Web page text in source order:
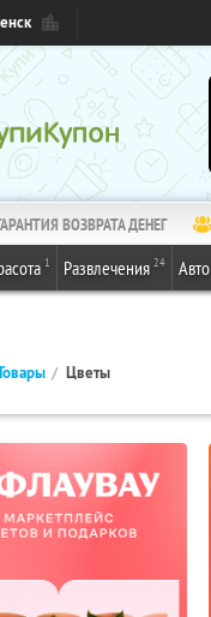
ВОЗВРАТА ДЕНЕГ
1 Развлечения 24 Авто
Цветы